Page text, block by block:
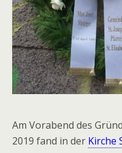
Am Vorabend des
2019 fand in der Kirche